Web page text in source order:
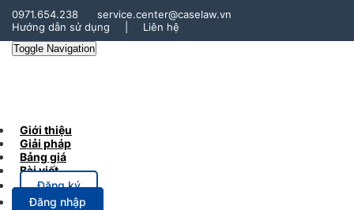
0971.654.238
service.center@caselaw.vn
Hướng dẫn sử dụng
Liên hệ
Toggle Navigation
Giới thiệu
Giải pháp
Bảng giá
Bài viết
Đăng ký
Đăng nhập